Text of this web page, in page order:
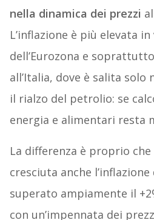
nella dinamica dei prezzi
L’inflazione è più elevata in
dell’Eurozona e
all’Italia, dove è salita
il rialzo del petrolio: se
energia e alimentari resta
La differenza è proprio che
cresciuta anche
superato ampiamente il
con un’impennata dei